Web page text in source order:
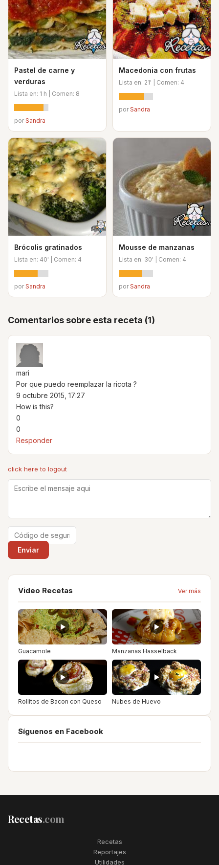
Pastel de carne y
verduras
Lista en: 1 h | Comen: 8
porSandra
Macedonia con frutas
Lista en: 21' | Comen: 4
porSandra
Brócolis gratinados
Lista en: 40' | Comen: 4
porSandra
Mousse de manzanas
Lista en: 30' | Comen: 4
porSandra
Comentarios sobre esta receta (1)
mari
Por que puedo reemplazar la ricota ?
9 octubre 2015, 17:27
How is this?
0
0
Responder
click here to logout
Video Recetas Ver más
Guacamole Manzanas Hasselback
Rollitos de Bacon con Queso Nubes de Huevo
Síguenos en Facebook
Recetas.com
Recetas
Reportajes
Utilidades